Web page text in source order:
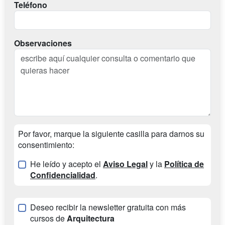
Teléfono
Observaciones
Por favor, marque la siguiente casilla para darnos su
consentimiento:
He leído y acepto el Aviso Legaly la Política de
Confidencialidad.
Deseo recibir la newsletter gratuita con más
cursos deArquitectura